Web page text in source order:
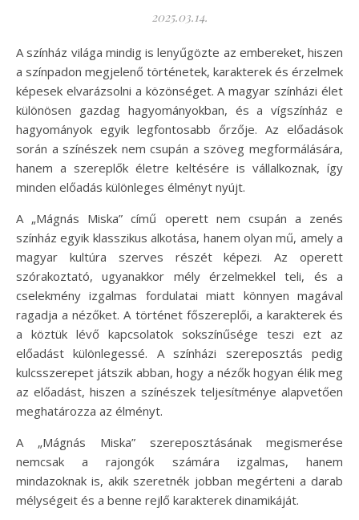
2025.03.14.
A színház világa mindig is lenyűgözte az embereket, hiszen
a színpadon megjelenő történetek, karakterek és érzelmek
képesek elvarázsolni a közönséget. A magyar színházi élet
különösen gazdag hagyományokban, és a vígszínház e
hagyományok egyik legfontosabb őrzője. Az előadások
során a színészek nem csupán a szöveg megformálására,
hanem a szereplők életre keltésére is vállalkoznak, így
minden előadás különleges élményt nyújt.
A „Mágnás Miska” című operett nem csupán a zenés
színház egyik klasszikus alkotása, hanem olyan mű, amely a
magyar kultúra szerves részét képezi. Az operett
szórakoztató, ugyanakkor mély érzelmekkel teli, és a
cselekmény izgalmas fordulatai miatt könnyen magával
ragadja a nézőket. A történet főszereplői, a karakterek és
a köztük lévő kapcsolatok sokszínűsége teszi ezt az
előadást különlegessé. A színházi szereposztás pedig
kulcsszerepet játszik abban, hogy a nézők hogyan élik meg
az előadást, hiszen a színészek teljesítménye alapvetően
meghatározza az élményt.
A „Mágnás Miska” szereposztásának megismerése
nemcsak a rajongók számára izgalmas, hanem
mindazoknak is, akik szeretnék jobban megérteni a darab
mélységeit és a benne rejlő karakterek dinamikáját.